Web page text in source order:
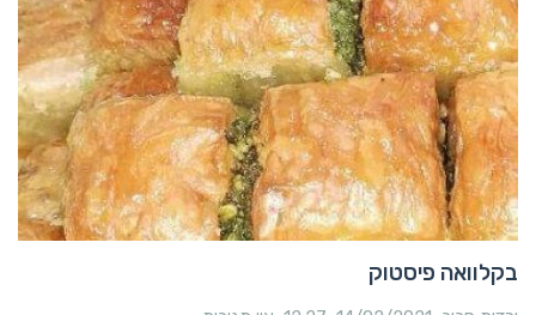
בקלוואה פיסטוק